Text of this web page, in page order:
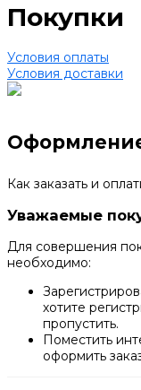
Покупки
Условия оплаты
Условия доставки
Как заказать и
Уважаемые
Для совершения
необходимо:
хотите
пропустить.
Поместить
оформить